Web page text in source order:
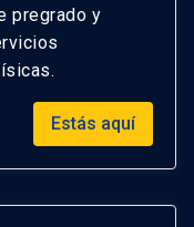
pregrado y
Estás aquí